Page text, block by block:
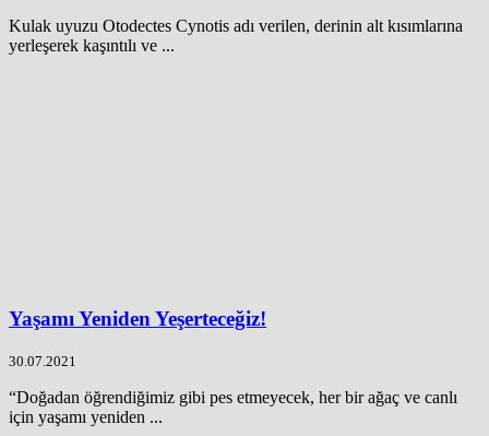
Kulak uyuzu Otodectes Cynotis adı verilen, derinin alt kısımlarına
yerleşerek kaşıntılı ve ...
Yaşamı Yeniden Yeşerteceğiz!
30.07.2021
“Doğadan öğrendiğimiz gibi pes etmeyecek, her bir ağaç ve canlı
için yaşamı yeniden ...